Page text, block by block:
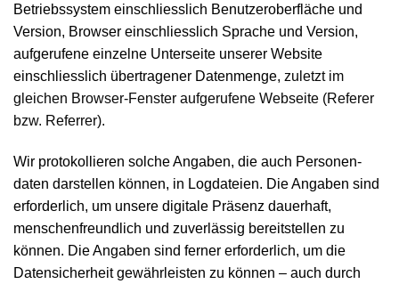
Betriebs­system einschliesslich Benutzer­oberfläche und
Version, Browser einschliesslich Sprache und Version,
aufgerufene einzelne Unterseite unserer Website
einschliesslich übertragener Daten­menge, zuletzt im
gleichen Browser-Fenster aufgerufene Webseite (Referer
bzw. Referrer).
Wir protokollieren solche Angaben, die auch Personen­
daten darstellen können, in Log­dateien. Die Angaben sind
erforderlich, um unsere digitale Präsenz dauerhaft,
menschen­freundlich und zuverlässig bereit­stellen zu
können. Die Angaben sind ferner erforderlich, um die
Daten­sicher­heit gewähr­leisten zu können – auch durch